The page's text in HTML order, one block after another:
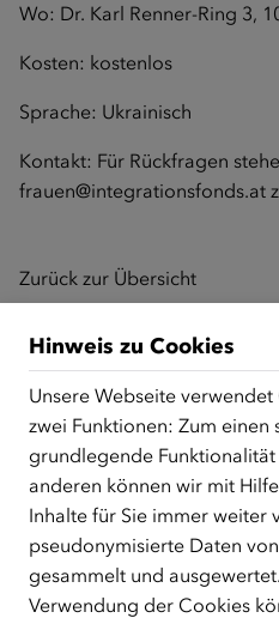
Wo: Dr. Karl Renner-Ring 3,
Kosten: kostenlos
Sprache: Ukrainisch
Kontakt: Für Rückfragen
frauen@integrationsfonds.at
Zurück zur Übersicht
ÜBER UNS
Der Österreichische
Republik Österreich, der
Schutzberechtigte, Vertriebene
zentrale Anlaufstelle bei der
unterstützt.
mehr
FacebookYouTubeInstagramLinkedIn
Hinweis zu Cookies
Unsere Webseite
zwei Funktionen: Zum
grundlegende
anderen können wir mit
Inhalte für Sie immer weiter
pseudonymisierte Daten
gesammelt und
Verwendung der Cookies